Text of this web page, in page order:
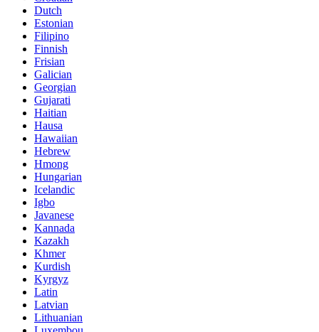
Dutch
Estonian
Filipino
Finnish
Frisian
Galician
Georgian
Gujarati
Haitian
Hausa
Hawaiian
Hebrew
Hmong
Hungarian
Icelandic
Igbo
Javanese
Kannada
Kazakh
Khmer
Kurdish
Kyrgyz
Latin
Latvian
Lithuanian